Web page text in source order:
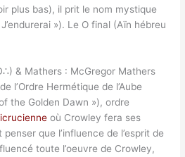
plus bas), il prit le nom mystique
»). Le O final (Aïn hébreu
& Mathers : McGregor Mathers
l’Ordre Hermétique de l’Aube
the Golden Dawn »), ordre
où Crowley fera ses
que l’influence de l’esprit de
toute l’oeuvre de Crowley,